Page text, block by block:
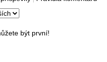
být první!